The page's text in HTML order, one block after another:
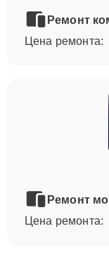
Ремонт
Цена ремонта:
Ремонт
Цена ремонта: